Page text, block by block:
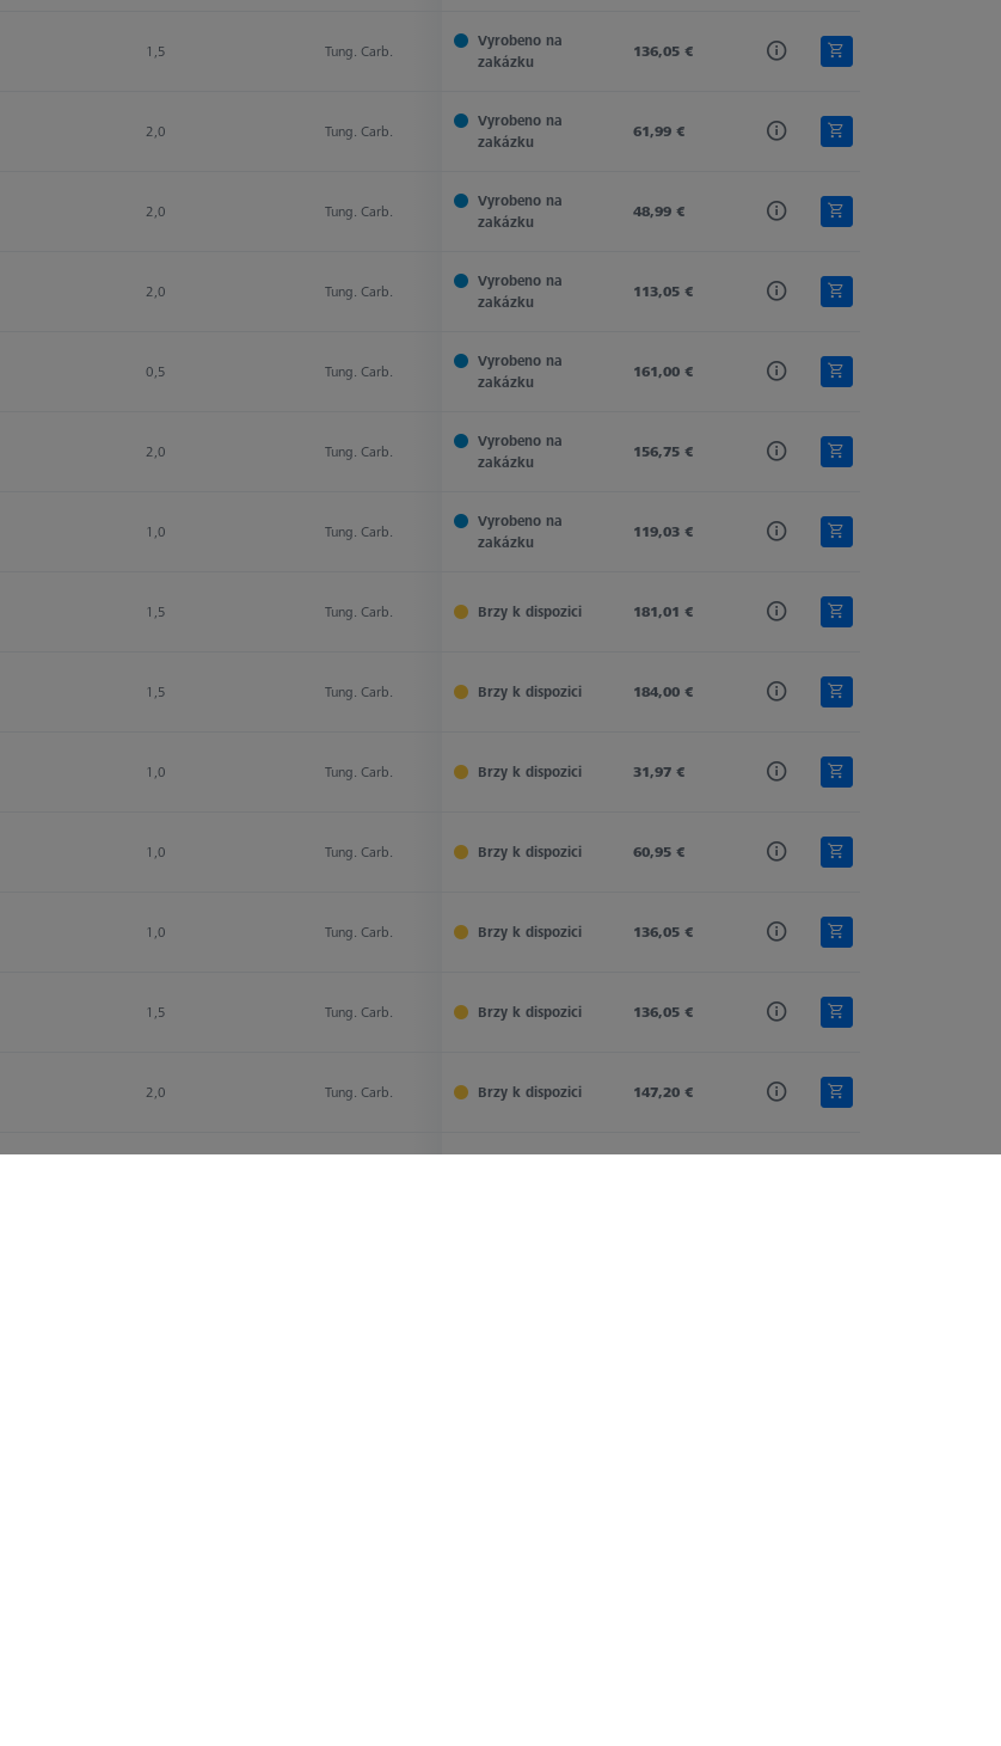
1,5 Tung. Carb. Tung. Carb. Spherical Cylinder
Vyrobeno na
zakázku
136,05 €
2,0 Tung. Carb. Tung. Carb. Cylinder
Vyrobeno na
zakázku
61,99 €
2,0 Tung. Carb. Tung. Carb. Cylinder
Vyrobeno na
zakázku
48,99 €
2,0 Tung. Carb. Tung. Carb. Cylinder
Vyrobeno na
zakázku
113,05 €
0,5 Tung. Carb. Tung. Carb. Spherical Cylinder
Vyrobeno na
zakázku
161,00 €
2,0 Tung. Carb. Tung. Carb. Spherical Cylinder
Vyrobeno na
zakázku
156,75 €
1,0 Tung. Carb. Tung. Carb. Spherical Cylinder
Vyrobeno na
zakázku
119,03 €
1,5 Tung. Carb. Tung. Carb. Spherical Cylinder
Brzy k dispozici 181,01 €
1,5 Tung. Carb. Tung. Carb. Cylinder
Brzy k dispozici 184,00 €
1,0 Tung. Carb. Tung. Carb. Cylinder
Brzy k dispozici 31,97 €
1,0 Tung. Carb. Tung. Carb. Cylinder
Brzy k dispozici 60,95 €
1,0 Tung. Carb. Tung. Carb. Spherical Cylinder
Brzy k dispozici 136,05 €
1,5 Tung. Carb. Tung. Carb. Spherical Cylinder
Brzy k dispozici 136,05 €
2,0 Tung. Carb. Tung. Carb. Cylinder
Brzy k dispozici 147,20 €